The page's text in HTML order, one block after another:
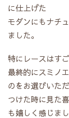
に仕上げた
モダンにもナチ
ました。
特にレースはす
最終的にスミノ
のをお選びいた
つけた時に見た
も嬉しく感じまし